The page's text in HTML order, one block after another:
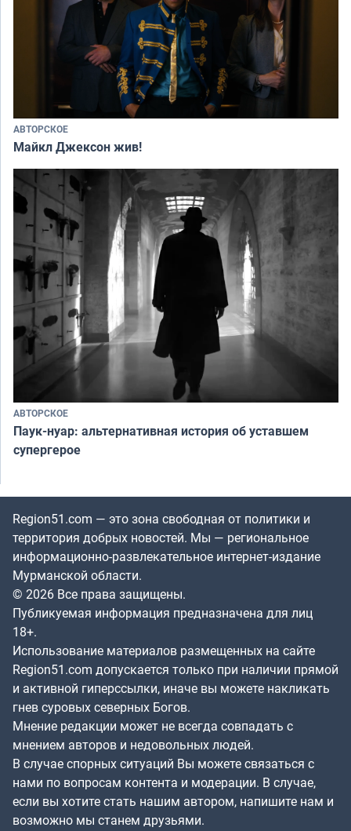
АВТОРСКОЕ
Майкл Джексон жив!
АВТОРСКОЕ
Паук-нуар: альтернативная история об уставшем
супергерое
Region51.com — это зона свободная от политики и
территория добрых новостей. Мы — региональное
информационно-развлекательное интернет-издание
Мурманской области.
© 2026 Все права защищены.
Публикуемая информация предназначена для лиц
18+.
Использование материалов размещенных на сайте
Region51.com допускается только при наличии прямой
и активной гиперссылки, иначе вы можете накликать
гнев суровых северных Богов.
Мнение редакции может не всегда совпадать с
мнением авторов и недовольных людей.
В случае спорных ситуаций Вы можете связаться с
нами по вопросам контента и модерации. В случае,
если вы хотите стать нашим автором, напишите нам и
возможно мы станем друзьями.